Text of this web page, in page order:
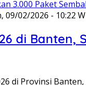
09/02/2026 - 10:22
di Banten,
di Provinsi